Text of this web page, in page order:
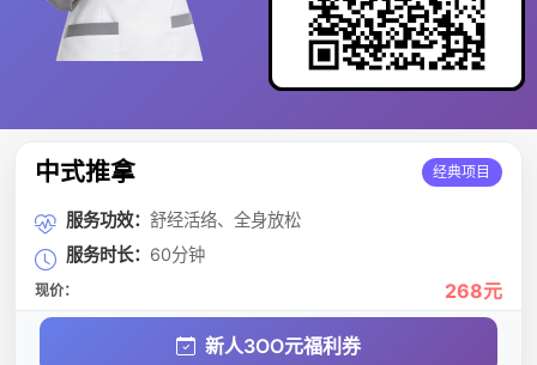
中式推拿 经典项目
服务功效： 舒经活络、全身放松
服务时长： 60分钟
现价： 268元
新人3OO元福利券